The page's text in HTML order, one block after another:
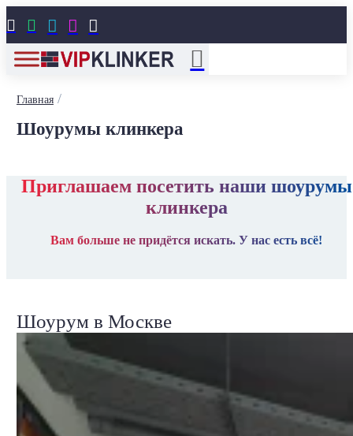
    
Главная/
Шоурумы клинкера
Приглашаем посетить наши шоурумы
клинкера
Вам больше не придётся искать. У нас есть всё!
Шоурум в Москве